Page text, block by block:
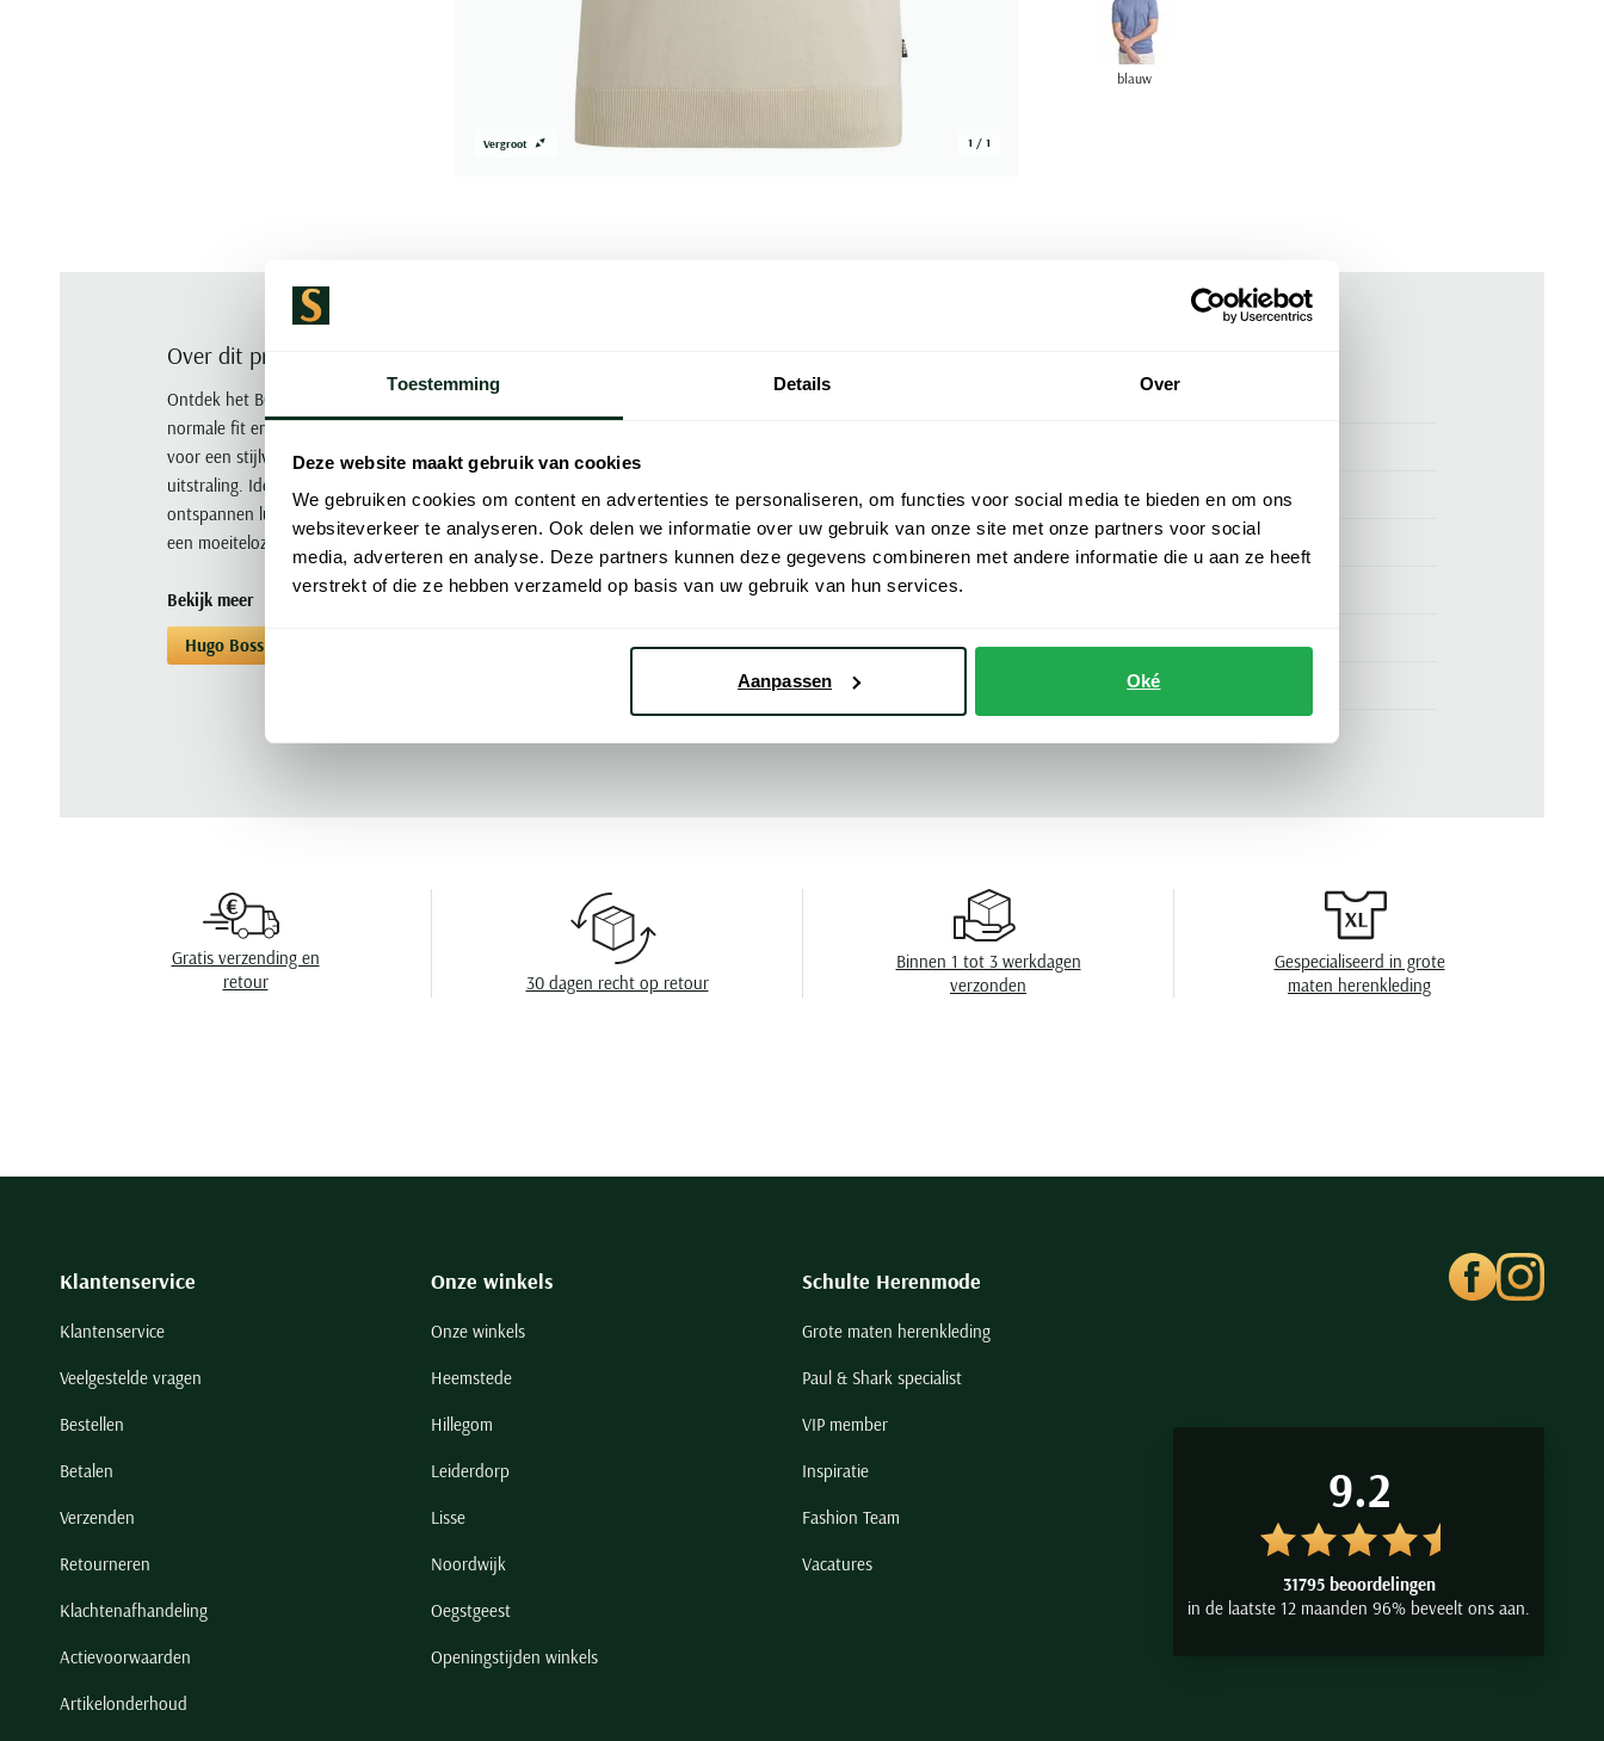
Toestemming Details Over
Deze website maakt gebruik van cookies
We gebruiken cookies om content en advertenties te personaliseren, om functies voor social media te bieden en om ons
websiteverkeer te analyseren. Ook delen we informatie over uw gebruik van onze site met onze partners voor social
media, adverteren en analyse. Deze partners kunnen deze gegevens combineren met andere informatie die u aan ze heeft
verstrekt of die ze hebben verzameld op basis van uw gebruik van hun services.
Aanpassen Oké
Vergroot 1 / 1
blauw
Over dit product
Ontdek het BOSS Black poloshirt van Hugo Boss in een verfijnde beige tint. Dit shirt heeft een
normale fit en is gemaakt van een hoogwaardige mix van 56% linnen en 44% viscose perfect
voor een stijlvolle zomerdag. De korte mouwen en ronde hals geven het een tijdloze
uitstraling. Ideaal voor de modebewuste man die comfort en stijl wil combineren tijdens een
ontspannen lunch of een casual werkdag. Voeg dit veelzijdige stuk toe aan je collectie voor
een moeiteloze elegante look.
Bekijk meer
Hugo Boss Poloshirts korte mouwen Hugo Boss
Merk Hugo Boss
Lijn BOSS Black
Materiaal
beige
Eigenschappen
Wasvoorschriften speciaal wasprogamma 30°C, niet in de
droger, strijken op lage temperatuur, chemish
Gratis verzending en
retour
30 dagen recht op retour
Binnen 1 tot 3 werkdagen
verzonden
Gespecialiseerd in grote
maten herenkleding
Klantenservice
Klantenservice
Veelgestelde vragen
Bestellen
Betalen
Verzenden
Retourneren
Klachtenafhandeling
Actievoorwaarden
Artikelonderhoud
Onze winkels
Onze winkels
Heemstede
Hillegom
Leiderdorp
Lisse
Noordwijk
Oegstgeest
Openingstijden winkels
Schulte Herenmode
Grote maten herenkleding
Paul & Shark specialist
VIP member
Inspiratie
Fashion Team
Vacatures
9.2
31795 beoordelingen
in de laatste 12 maanden 96% beveelt ons aan.